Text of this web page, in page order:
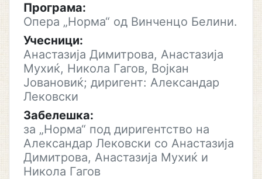
Програма:
Опера „Норма“ од Винченцо Белини.
Учесници:
Анастазија Димитрова, Анастазија
Мухиќ, Никола Гагов, Војкан
Јовановиќ; диригент: Александар
Лековски
Забелешка:
за „Норма“ под диригентство на
Александар Лековски со Анастазија
Димитрова, Анастазија Мухиќ и
Никола Гагов